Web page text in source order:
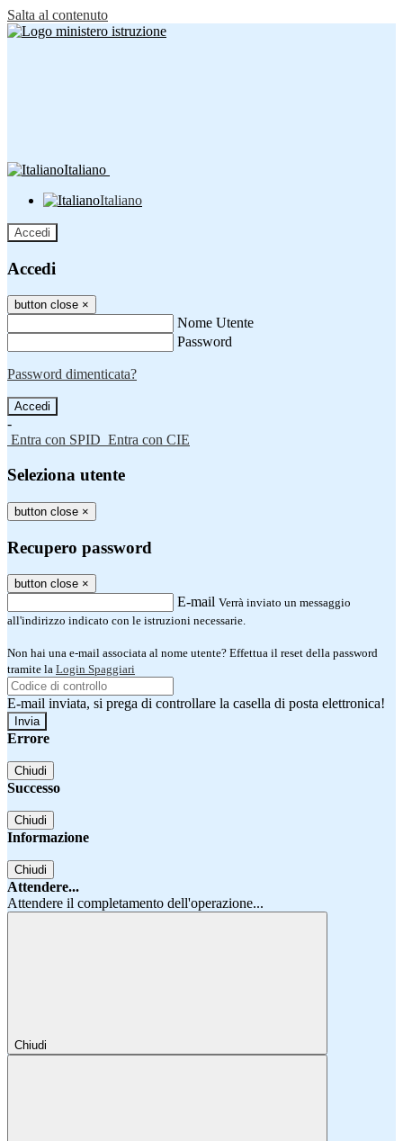
Salta al contenuto
Italiano
Italiano
Accedi
Accedi
button close ×
Nome Utente
Password
Password dimenticata?
-
Entra con SPID Entra con CIE
Seleziona utente
button close ×
Recupero password
button close ×
E-mail Verrà inviato un messaggio
all'indirizzo indicato con le istruzioni necessarie.
Non hai una e-mail associata al nome utente? Effettua il reset della password
tramite la Login Spaggiari
E-mail inviata, si prega di controllare la casella di posta elettronica!
Errore
Chiudi
Successo
Chiudi
Informazione
Chiudi
Attendere...
Attendere il completamento dell'operazione...
Chiudi